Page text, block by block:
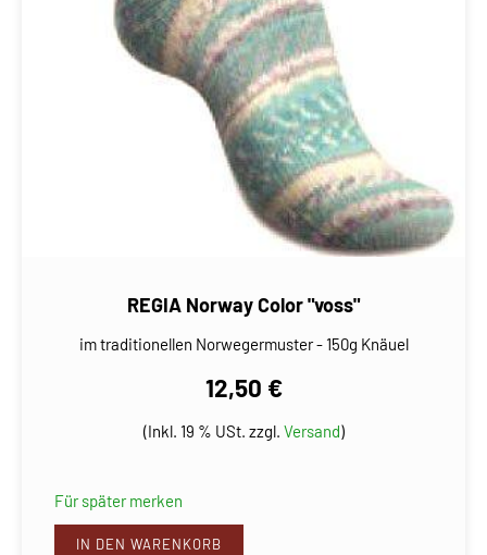
REGIA Norway Color "voss"
im traditionellen Norwegermuster - 150g Knäuel
12,50 €
(Inkl. 19 % USt. zzgl. Versand)
Für später merken
IN DEN WARENKORB